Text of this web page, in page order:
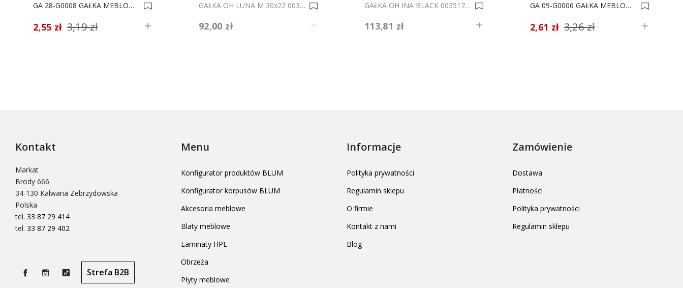
GA 28-G0008 GAŁKA MEBLOWA*** 0000961
2,55 zł 3,19 zł
GAŁKA OH LUNA M 30x22 0035193
92,00 zł
GAŁKA OH INA BLACK 0035172-0035174
113,81 zł
GA 09-G0006 GAŁKA MEBLOWA *** 0007470
2,61 zł 3,26 zł
Kontakt
Markat
Brody 666
34-130 Kalwaria Zebrzydowska
Polska
tel. 33 87 29 414
tel. 33 87 29 402
Instagram
TikTok
Strefa B2B
Menu
Konfigurator produktów BLUM
Konfigurator korpusów BLUM
Akcesoria meblowe
Blaty meblowe
Laminaty HPL
Obrzeża
Płyty meblowe
Informacje
Polityka prywatności
Regulamin sklepu
O firmie
Kontakt z nami
Blog
Zamówienie
Dostawa
Płatności
Polityka prywatności
Regulamin sklepu